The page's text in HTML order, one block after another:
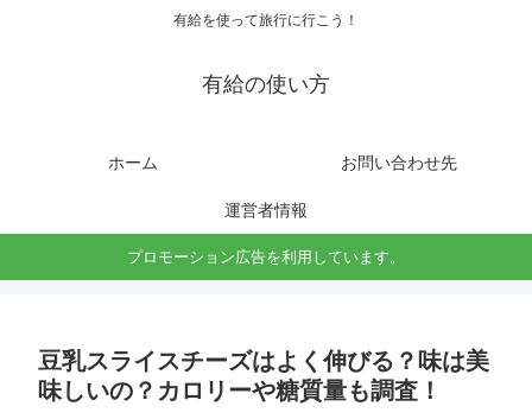
有給を使って旅行に行こう！
有給の使い方
ホーム お問い合わせ先
運営者情報
プロモーション広告を利用しています。
豆乳スライスチーズはよく伸びる？味は美
味しいの？カロリーや糖質量も調査！